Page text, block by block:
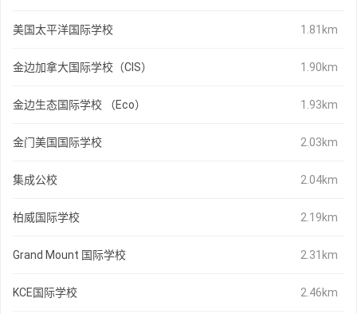
美国太平洋国际学校 1.81km
金边加拿大国际学校（CIS） 1.90km
金边生态国际学校 （Eco） 1.93km
金门美国国际学校 2.03km
集成公校 2.04km
柏威国际学校 2.19km
Grand Mount 国际学校 2.31km
KCE国际学校 2.46km